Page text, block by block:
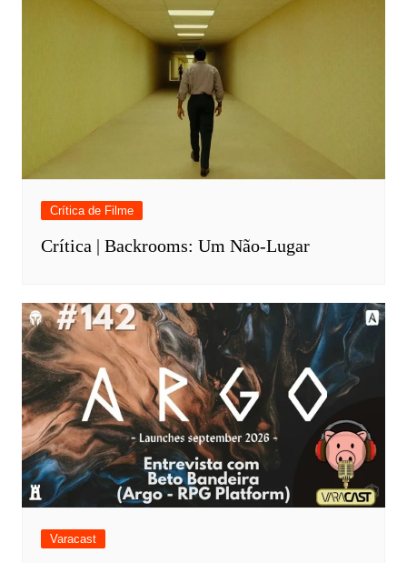
Crítica de Filme
Crítica | Backrooms: Um Não-Lugar
Varacast